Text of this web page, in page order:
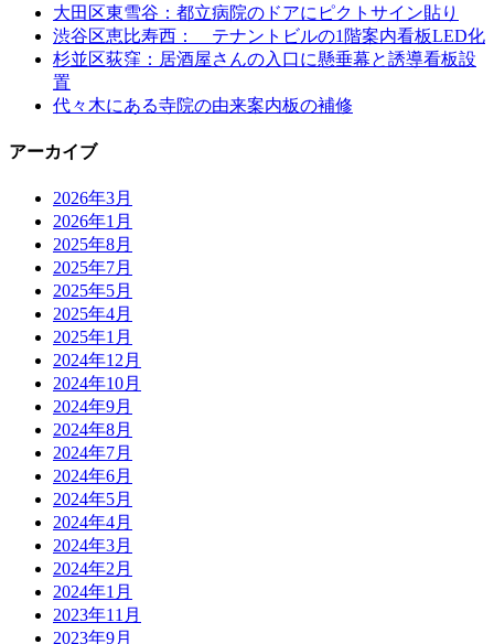
大田区東雪谷：都立病院のドアにピクトサイン貼り
渋谷区恵比寿西： テナントビルの1階案内看板LED化
杉並区荻窪：居酒屋さんの入口に懸垂幕と誘導看板設
置
代々木にある寺院の由来案内板の補修
アーカイブ
2026年3月
2026年1月
2025年8月
2025年7月
2025年5月
2025年4月
2025年1月
2024年12月
2024年10月
2024年9月
2024年8月
2024年7月
2024年6月
2024年5月
2024年4月
2024年3月
2024年2月
2024年1月
2023年11月
2023年9月